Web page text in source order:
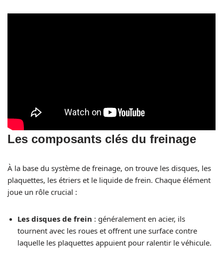
Les composants clés du freinage
À la base du système de freinage, on trouve les disques, les
plaquettes, les étriers et le liquide de frein. Chaque élément
joue un rôle crucial :
Les disques de frein : généralement en acier, ils
tournent avec les roues et offrent une surface contre
laquelle les plaquettes appuient pour ralentir le véhicule.